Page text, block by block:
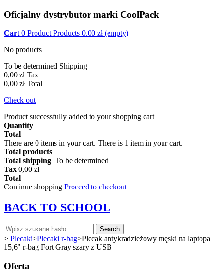
Oficjalny dystrybutor marki CoolPack
Cart 0 Product Products 0.00 zł (empty)
No products
To be determined Shipping
0,00 zł Tax
0,00 zł Total
Check out
Product successfully added to your shopping cart
Quantity
Total
There are 0 items in your cart. There is 1 item in your cart.
Total products
Total shipping To be determined
Tax 0,00 zł
Total
Continue shopping Proceed to checkout
BACK TO SCHOOL
Search
> Plecaki>Plecaki r-bag>Plecak antykradzieżowy męski na laptopa
15,6" r-bag Fort Gray szary z USB
Oferta